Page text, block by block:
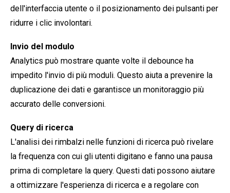
dell'interfaccia utente o il posizionamento dei pulsanti per
ridurre i clic involontari.
Invio del modulo
Analytics può mostrare quante volte il debounce ha
impedito l'invio di più moduli. Questo aiuta a prevenire la
duplicazione dei dati e garantisce un monitoraggio più
accurato delle conversioni.
Query di ricerca
L'analisi dei rimbalzi nelle funzioni di ricerca può rivelare
la frequenza con cui gli utenti digitano e fanno una pausa
prima di completare la query. Questi dati possono aiutare
a ottimizzare l'esperienza di ricerca e a regolare con